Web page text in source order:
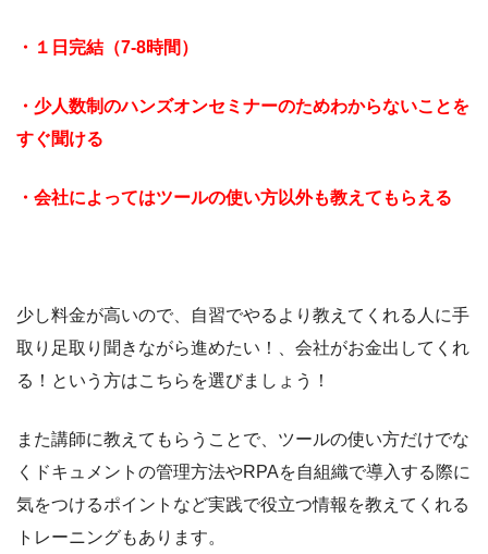
・１日完結（7-8時間）
・少人数制のハンズオンセミナーのためわからないことを
すぐ聞ける
・会社によってはツールの使い方以外も教えてもらえる
少し料金が高いので、自習でやるより教えてくれる人に手
取り足取り聞きながら進めたい！、会社がお金出してくれ
る！という方はこちらを選びましょう！
また講師に教えてもらうことで、ツールの使い方だけでな
くドキュメントの管理方法やRPAを自組織で導入する際に
気をつけるポイントなど実践で役立つ情報を教えてくれる
トレーニングもあります。